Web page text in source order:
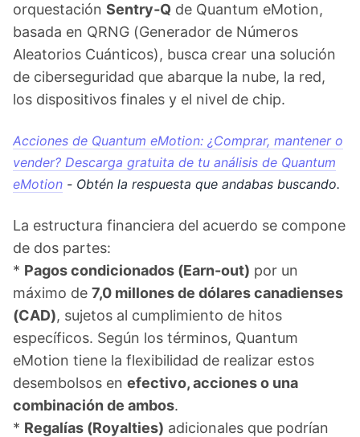
orquestación Sentry‑Q de Quantum eMotion,
basada en QRNG (Generador de Números
Aleatorios Cuánticos), busca crear una solución
de ciberseguridad que abarque la nube, la red,
los dispositivos finales y el nivel de chip.
Acciones de Quantum eMotion: ¿Comprar, mantener o
vender? Descarga gratuita de tu análisis de Quantum
eMotion - Obtén la respuesta que andabas buscando.
La estructura financiera del acuerdo se compone
de dos partes:
* Pagos condicionados (Earn-out) por un
máximo de 7,0 millones de dólares canadienses
(CAD), sujetos al cumplimiento de hitos
específicos. Según los términos, Quantum
eMotion tiene la flexibilidad de realizar estos
desembolsos en efectivo, acciones o una
combinación de ambos.
* Regalías (Royalties) adicionales que podrían